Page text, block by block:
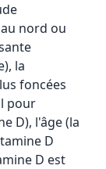
nord ou
la
foncées
pour
D), l'âge (la
D
D est